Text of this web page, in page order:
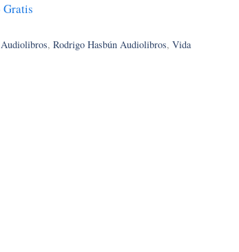
,Rodrigo Hasbún Audiolibros,Vida